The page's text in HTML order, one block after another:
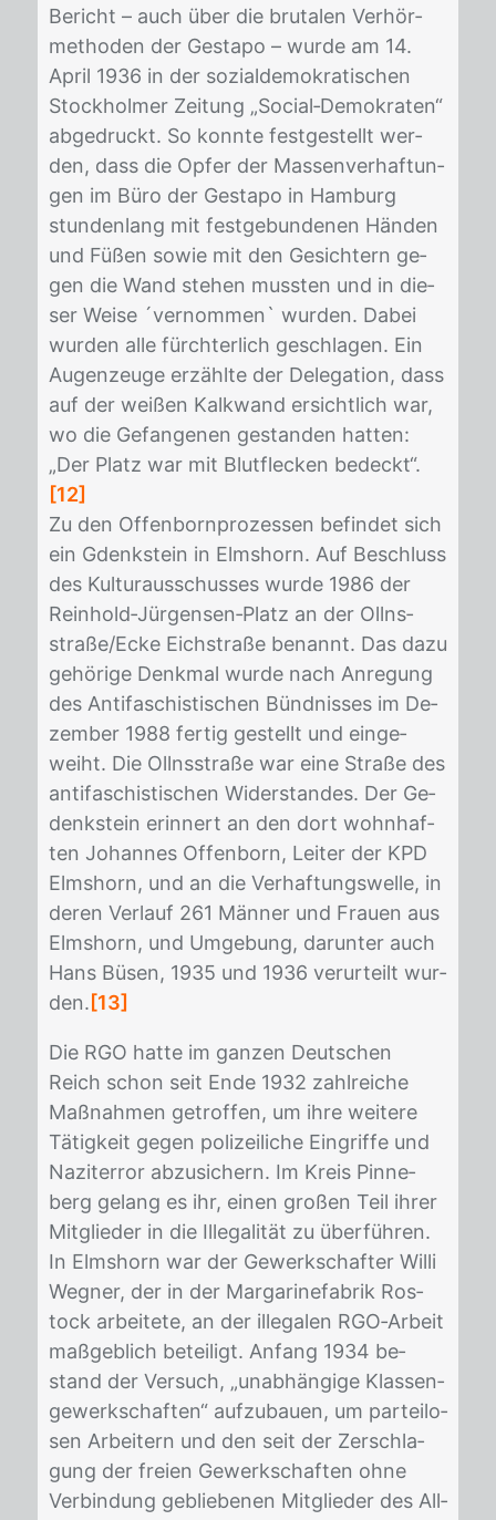
Be­richt – auch über die bru­ta­len Ver­hör­
me­tho­den der Ge­sta­po – wur­de am 14.
April 1936 in der so­zi­al­de­mo­kra­ti­schen
Stock­hol­mer Zei­tung „So­ci­al‐De­mo­kra­ten“
ab­ge­druckt. So konn­te fest­ge­stellt wer­
den, dass die Op­fer der Mas­sen­ver­haf­tun­
gen im Büro der Ge­sta­po in Ham­burg
stun­den­lang mit fest­ge­bun­de­nen Hän­den
und Fü­ßen so­wie mit den Ge­sich­tern ge­
gen die Wand ste­hen muss­ten und in die­
ser Wei­se ´ver­nom­men` wur­den. Da­bei
wur­den alle fürch­ter­lich ge­schla­gen. Ein
Au­gen­zeu­ge er­zähl­te der De­le­ga­ti­on, dass
auf der wei­ßen Kalk­wand er­sicht­lich war,
wo die Ge­fan­ge­nen ge­stan­den hat­ten:
„Der Platz war mit Blut­fle­cken be­deckt“.
[12]
Zu den Of­fen­born­pro­zes­sen be­fin­det sich
ein Gdenk­stein in Elms­horn. Auf Be­schluss
des Kul­tur­aus­schus­ses wur­de 1986 der
Rein­hold‐Jür­gen­sen‐Platz an der Ollns­
stra­ße/​Ecke Eich­stra­ße be­nannt. Das dazu
ge­hö­ri­ge Denk­mal wur­de nach An­re­gung
des An­ti­fa­schis­ti­schen Bünd­nis­ses im De­
zem­ber 1988 fer­tig ge­stellt und ein­ge­
weiht. Die Ollns­stra­ße war eine Stra­ße des
an­ti­fa­schis­ti­schen Wi­der­stan­des. Der Ge­
denk­stein er­in­nert an den dort wohn­haf­
ten Jo­han­nes Of­fen­born, Lei­ter der KPD
Elms­horn, und an die Ver­haf­tungs­wel­le, in
de­ren Ver­lauf 261 Män­ner und Frau­en aus
Elms­horn, und Um­ge­bung, dar­un­ter auch
Hans Bü­sen, 1935 und 1936 ver­ur­teilt wur­
den. [13]
Die RGO hat­te im gan­zen Deut­schen
Reich schon seit Ende 1932 zahl­rei­che
Maß­nah­men ge­trof­fen, um ihre wei­te­re
Tä­tig­keit ge­gen po­li­zei­li­che Ein­grif­fe und
Na­zi­ter­ror ab­zu­si­chern. Im Kreis Pin­ne­
berg ge­lang es ihr, ei­nen gro­ßen Teil ih­rer
Mit­glie­der in die Il­le­ga­li­tät zu über­füh­ren.
In Elms­horn war der Ge­werk­schaf­ter Wil­li
Weg­ner, der in der Mar­ga­ri­ne­fa­brik Ros­
tock ar­bei­te­te, an der il­le­ga­len RGO‐Ar­beit
maß­geb­lich be­tei­ligt. An­fang 1934 be­
stand der Ver­such, „un­ab­hän­gi­ge Klas­sen­
ge­werk­schaf­ten“ auf­zu­bau­en, um par­tei­lo­
sen Ar­bei­tern und den seit der Zer­schla­
gung der frei­en Ge­werk­schaf­ten ohne
Ver­bin­dung ge­blie­be­nen Mit­glie­der des All­